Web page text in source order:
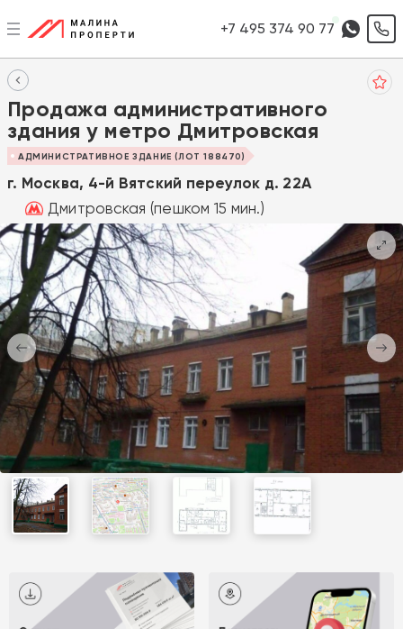
+7 495 374 90 77
Продажа административного
здания у метро Дмитровская
АДМИНИСТРАТИВНОЕ ЗДАНИЕ (ЛОТ 188470)
г. Москва, 4-й Вятский переулок д. 22А
Дмитровская (пешком 15 мин.)